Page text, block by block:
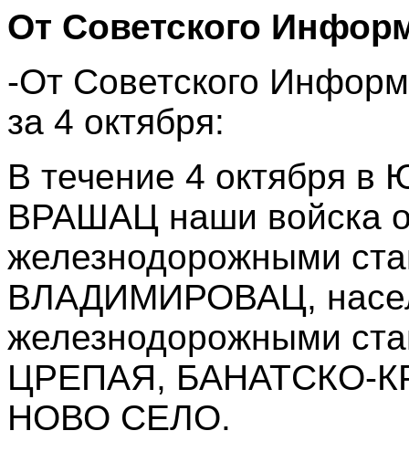
От Советского
-От Советского
за 4 октября:
В течение 4 октября в
ВРАШАЦ наши войска
железнодорожными
ВЛАДИМИРОВАЦ,
железнодорожными
ЦРЕПАЯ, БАНАТСКО-
НОВО СЕЛО.